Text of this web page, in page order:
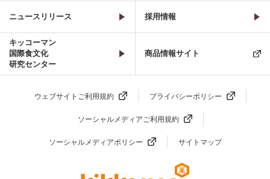
ニュースリリース 採用情報
キッコーマン
国際食文化
研究センター
商品情報サイト
ウェブサイトご利用規約 プライバシーポリシー
ソーシャルメディアご利用規約
ソーシャルメディアポリシー サイトマップ